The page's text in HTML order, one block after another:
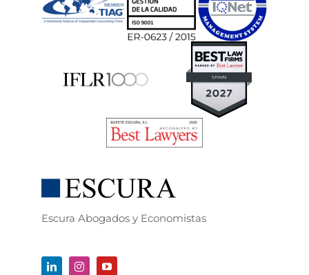
Escura Abogados y Economistas